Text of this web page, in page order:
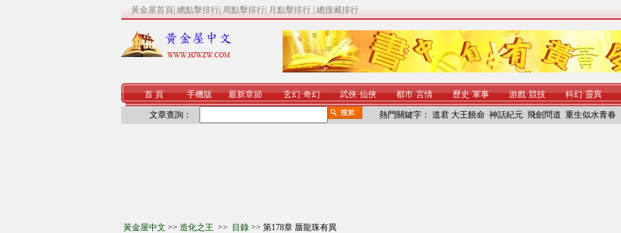
黃金屋首頁 總點擊排行 周點擊排行 月點擊排行 總搜藏排行
首 頁 手機版 最新章節 玄幻·奇幻 武俠·仙俠 都市·言情 歷史·軍事 游戲·競技 科幻·靈異
文章查詢： 熱門關鍵字： 道君 大王饒命 神話紀元 飛劍問道 重生似水青春
黃金屋中文 >> 造化之王 >> 目錄 >> 第178章 蜃龍珠有異